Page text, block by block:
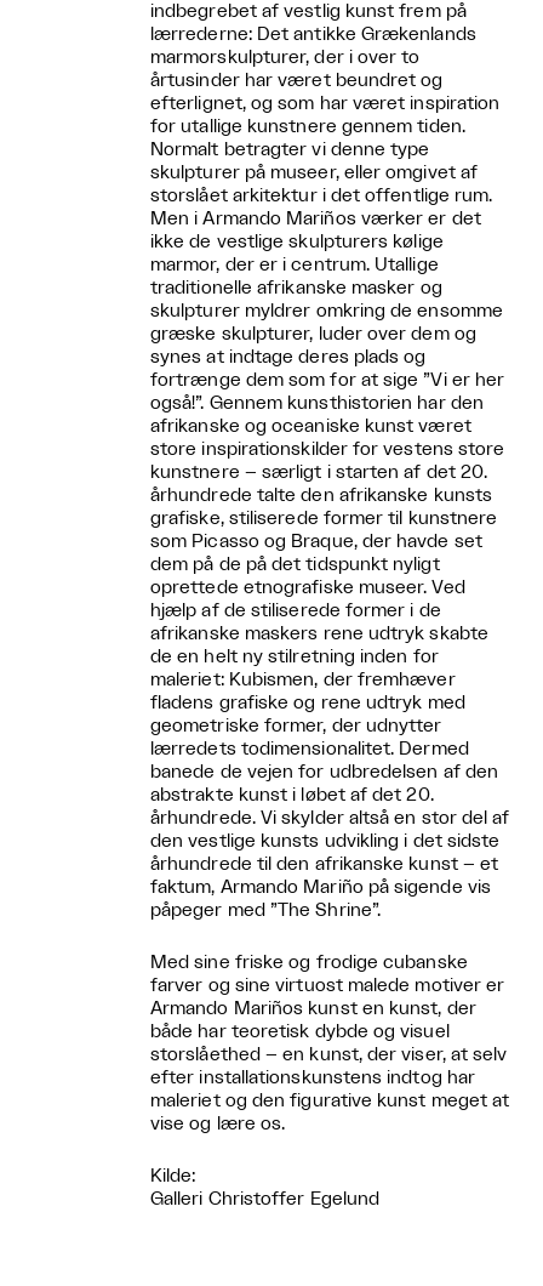
indbegrebet af vestlig kunst frem på
lærrederne: Det antikke Grækenlands
marmorskulpturer, der i over to
årtusinder har været beundret og
efterlignet, og som har været inspiration
for utallige kunstnere gennem tiden.
Normalt betragter vi denne type
skulpturer på museer, eller omgivet af
storslået arkitektur i det offentlige rum.
Men i Armando Mariños værker er det
ikke de vestlige skulpturers kølige
marmor, der er i centrum. Utallige
traditionelle afrikanske masker og
skulpturer myldrer omkring de ensomme
græske skulpturer, luder over dem og
synes at indtage deres plads og
fortrænge dem som for at sige ”Vi er her
også!”. Gennem kunsthistorien har den
afrikanske og oceaniske kunst været
store inspirationskilder for vestens store
kunstnere – særligt i starten af det 20.
århundrede talte den afrikanske kunsts
grafiske, stiliserede former til kunstnere
som Picasso og Braque, der havde set
dem på de på det tidspunkt nyligt
oprettede etnografiske museer. Ved
hjælp af de stiliserede former i de
afrikanske maskers rene udtryk skabte
de en helt ny stilretning inden for
maleriet: Kubismen, der fremhæver
fladens grafiske og rene udtryk med
geometriske former, der udnytter
lærredets todimensionalitet. Dermed
banede de vejen for udbredelsen af den
abstrakte kunst i løbet af det 20.
århundrede. Vi skylder altså en stor del af
den vestlige kunsts udvikling i det sidste
århundrede til den afrikanske kunst – et
faktum, Armando Mariño på sigende vis
påpeger med ”The Shrine”.
Med sine friske og frodige cubanske
farver og sine virtuost malede motiver er
Armando Mariños kunst en kunst, der
både har teoretisk dybde og visuel
storslåethed – en kunst, der viser, at selv
efter installationskunstens indtog har
maleriet og den figurative kunst meget at
vise og lære os.
Kilde:
Galleri Christoffer Egelund